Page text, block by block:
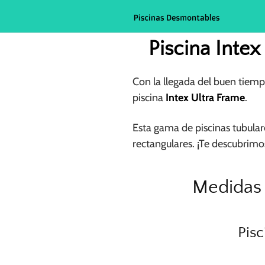
contenido
Piscina
Con la llegada del buen
piscina Intex Ultra Frame.
Esta gama de piscinas
rectangulares. ¡Te